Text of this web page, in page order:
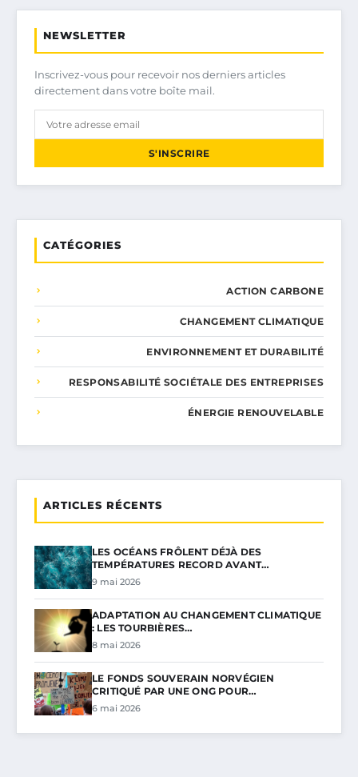
NEWSLETTER
Inscrivez-vous pour recevoir nos derniers articles
directement dans votre boîte mail.
S'INSCRIRE
CATÉGORIES
ACTION CARBONE
CHANGEMENT CLIMATIQUE
ENVIRONNEMENT ET DURABILITÉ
RESPONSABILITÉ SOCIÉTALE DES ENTREPRISES
ÉNERGIE RENOUVELABLE
ARTICLES RÉCENTS
LES OCÉANS FRÔLENT DÉJÀ DES
TEMPÉRATURES RECORD AVANT…
9 mai 2026
ADAPTATION AU CHANGEMENT CLIMATIQUE
: LES TOURBIÈRES…
8 mai 2026
LE FONDS SOUVERAIN NORVÉGIEN
CRITIQUÉ PAR UNE ONG POUR…
6 mai 2026